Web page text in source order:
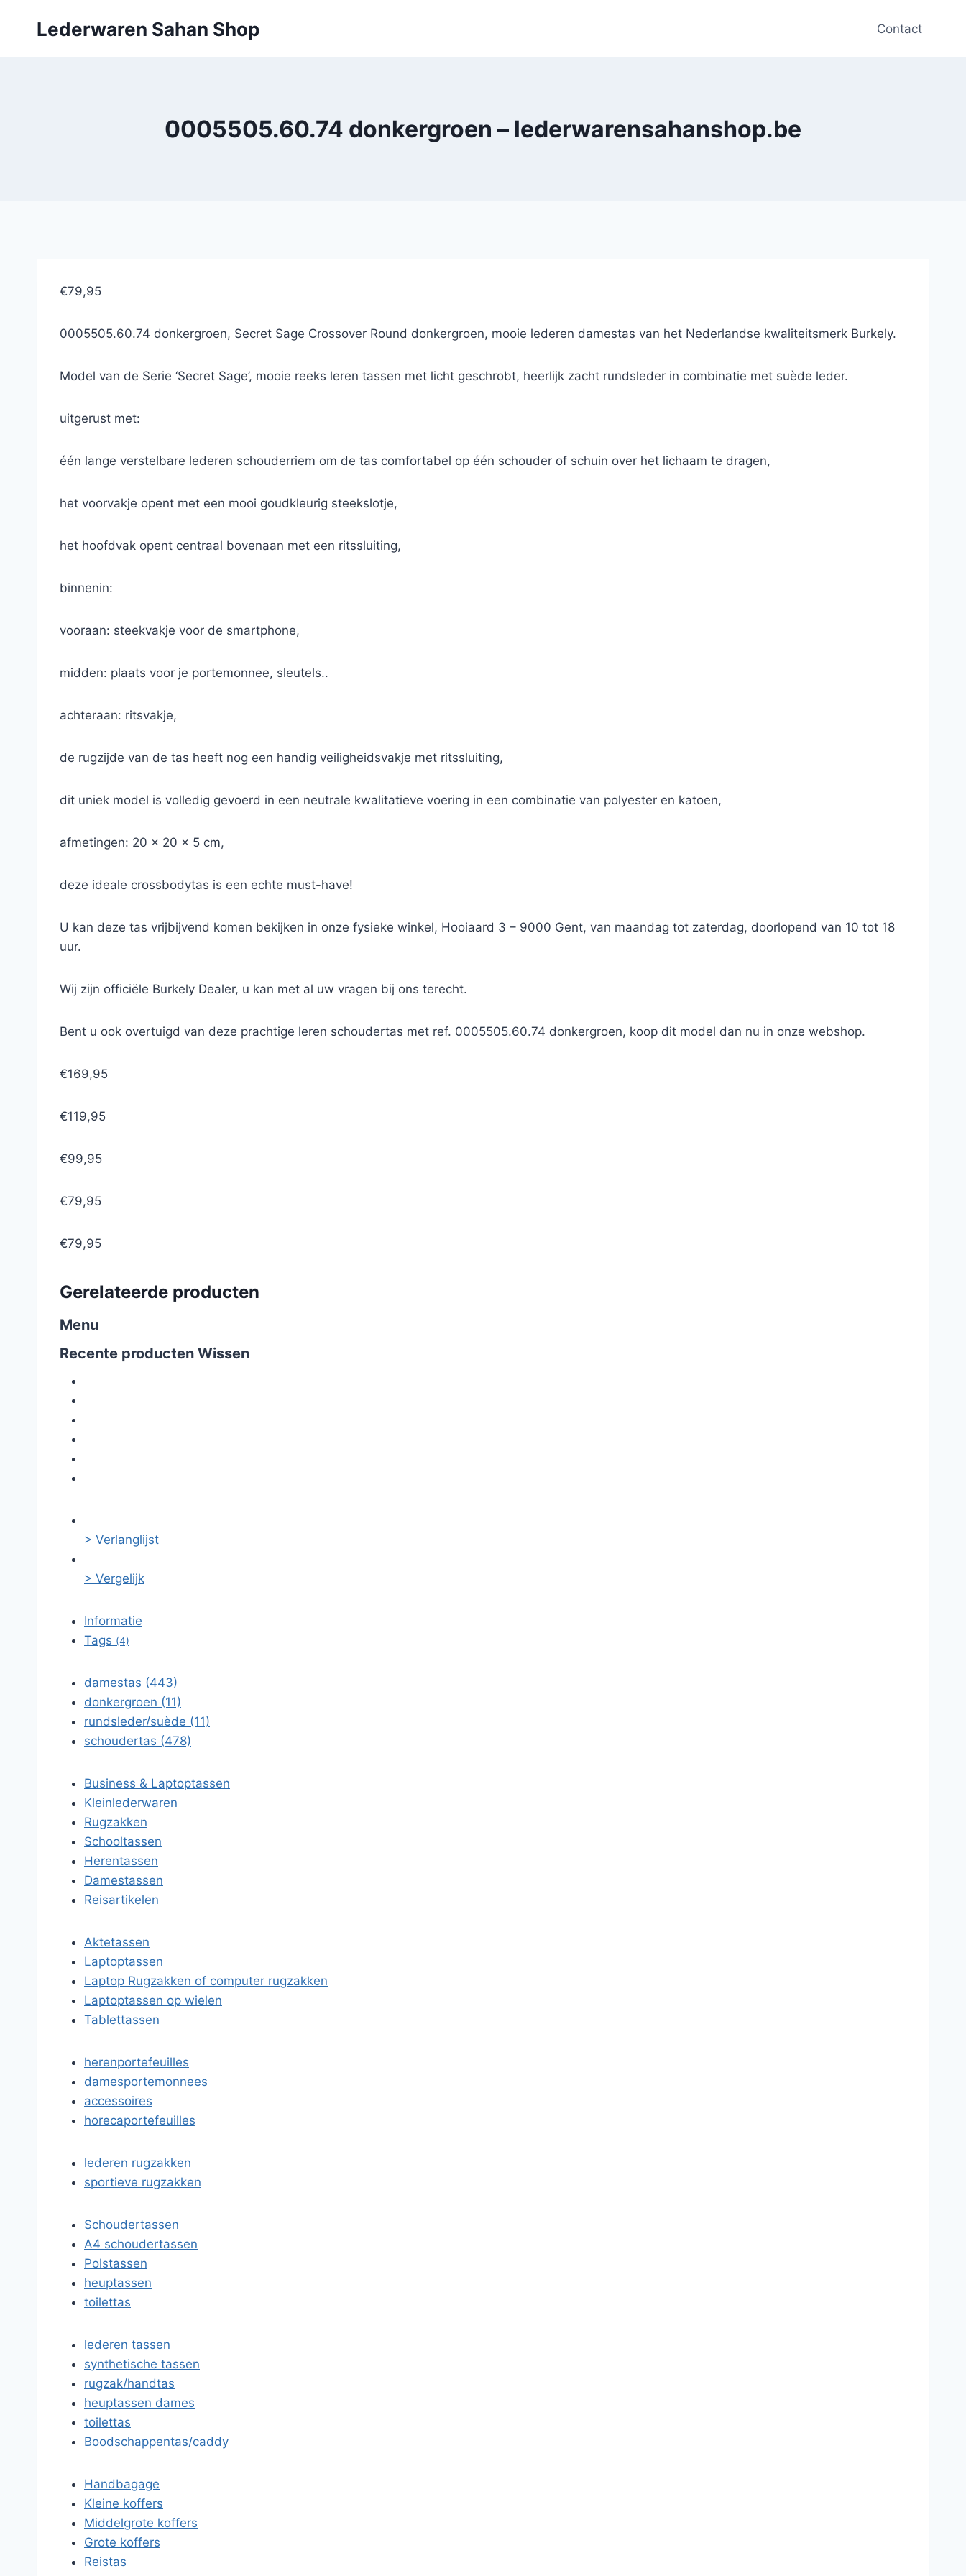
Lederwaren Sahan Shop Contact
0005505.60.74 donkergroen – lederwarensahanshop.be
€79,95
0005505.60.74 donkergroen, Secret Sage Crossover Round donkergroen, mooie lederen damestas van het Nederlandse kwaliteitsmerk Burkely.
Model van de Serie ‘Secret Sage’, mooie reeks leren tassen met licht geschrobt, heerlijk zacht rundsleder in combinatie met suède leder.
uitgerust met:
één lange verstelbare lederen schouderriem om de tas comfortabel op één schouder of schuin over het lichaam te dragen,
het voorvakje opent met een mooi goudkleurig steekslotje,
het hoofdvak opent centraal bovenaan met een ritssluiting,
binnenin:
vooraan: steekvakje voor de smartphone,
midden: plaats voor je portemonnee, sleutels..
achteraan: ritsvakje,
de rugzijde van de tas heeft nog een handig veiligheidsvakje met ritssluiting,
dit uniek model is volledig gevoerd in een neutrale kwalitatieve voering in een combinatie van polyester en katoen,
afmetingen: 20 x 20 x 5 cm,
deze ideale crossbodytas is een echte must-have!
U kan deze tas vrijbijvend komen bekijken in onze fysieke winkel, Hooiaard 3 – 9000 Gent, van maandag tot zaterdag, doorlopend van 10 tot 18
uur.
Wij zijn officiële Burkely Dealer, u kan met al uw vragen bij ons terecht.
Bent u ook overtuigd van deze prachtige leren schoudertas met ref. 0005505.60.74 donkergroen, koop dit model dan nu in onze webshop.
€169,95
€119,95
€99,95
€79,95
€79,95
Gerelateerde producten
Menu
Recente producten Wissen
> Verlanglijst
> Vergelijk
Informatie
Tags (4)
damestas (443)
donkergroen (11)
rundsleder/suède (11)
schoudertas (478)
Business & Laptoptassen
Kleinlederwaren
Rugzakken
Schooltassen
Herentassen
Damestassen
Reisartikelen
Aktetassen
Laptoptassen
Laptop Rugzakken of computer rugzakken
Laptoptassen op wielen
Tablettassen
herenportefeuilles
damesportemonnees
accessoires
horecaportefeuilles
lederen rugzakken
sportieve rugzakken
Schoudertassen
A4 schoudertassen
Polstassen
heuptassen
toilettas
lederen tassen
synthetische tassen
rugzak/handtas
heuptassen dames
toilettas
Boodschappentas/caddy
Handbagage
Kleine koffers
Middelgrote koffers
Grote koffers
Reistas